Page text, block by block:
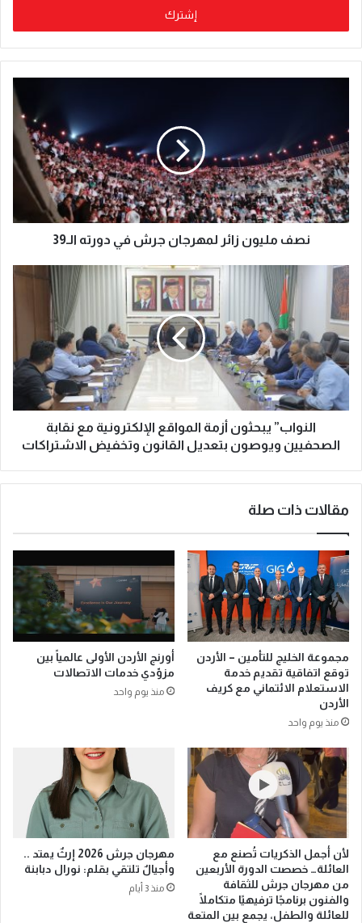
نصف مليون زائر لمهرجان جرش في دورته الـ39
النواب” يبحثون أزمة المواقع الإلكترونية مع نقابة
الصحفيين ويوصون بتعديل القانون وتخفيض الاشتراكات
مقالات ذات صلة
مجموعة الخليج للتأمين – الأردن
توقع اتفاقية تقديم خدمة
الاستعلام الائتماني مع كريف
الأردن
منذ يوم واحد
أورنج الأردن الأولى عالمياً بين
مزوّدي خدمات الاتصالات
منذ يوم واحد
لأن أجمل الذكريات تُصنع مع
العائلة… خصصت الدورة الأربعين
من مهرجان جرش للثقافة
والفنون برنامجًا ترفيهيًا متكاملًا
للعائلة والطفل، يجمع بين المتعة
مهرجان جرش 2026 إرثٌ يمتد ..
وأجيالٌ تلتقي بقلم: نورال دبابنة
منذ 3 أيام